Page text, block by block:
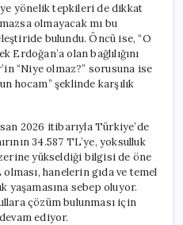
yönelik tepkileri de dikkat
olmayacak mı bu
bulundu. Öncü ise, “O
Erdoğan’a olan bağlılığını
“Niye olmaz?” sorusuna ise
hocam” şeklinde karşılık
2026 itibarıyla Türkiye’de
34.587 TL’ye, yoksulluk
yükseldiği bilgisi de öne
hanelerin gıda ve temel
yaşamasına sebep oluyor.
çözüm bulunması için
ediyor.